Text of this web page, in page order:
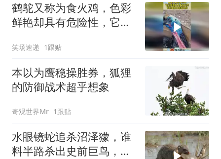
鹤鸵又称为食火鸡，色彩
鲜艳却具有危险性，它的
笑场速递 1跟贴
本以为鹰稳操胜券，狐狸
的防御战术超乎想象
奇观世界Mr 1跟贴
水眼镜蛇追杀沼泽獴，谁
料半路杀出史前巨鸟，战